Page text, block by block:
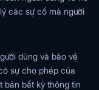
các sự cố mà người
dùng và bảo vệ
sự cho phép của
bản bất kỳ thông tin